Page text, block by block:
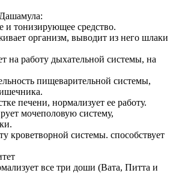
тонизирующее средство.
организм, выводит из него шлаки
на работу дыхательной системы, на
пищеварительной системы,
печени, нормализует ее работу.
мочеполовую систему,
кроветворной системы. способствует
все три доши (Вата, Питта и